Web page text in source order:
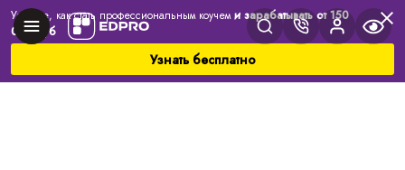
Узнайте, как стать профессиональным коучеми зарабатывать от 150
000 руб
Узнать бесплатно